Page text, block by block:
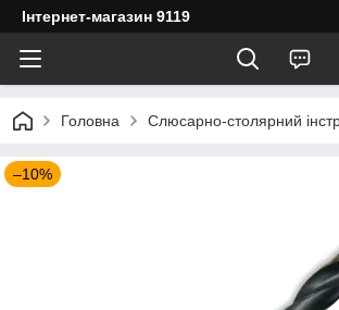
Інтернет-магазин 9119
Головна Слюсарно-столярний
–10%